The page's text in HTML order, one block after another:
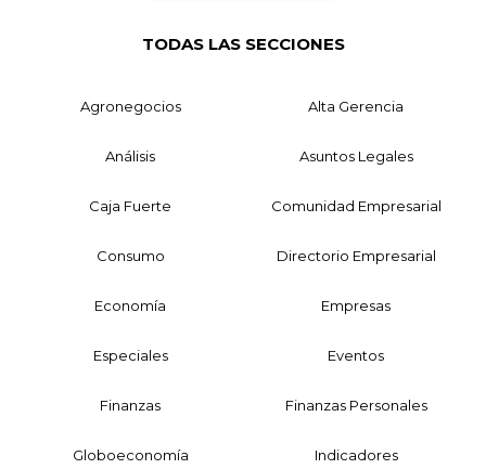
TODAS LAS SECCIONES
Agronegocios Alta Gerencia
Análisis Asuntos Legales
Caja Fuerte Comunidad Empresarial
Consumo Directorio Empresarial
Economía Empresas
Especiales Eventos
Finanzas Finanzas Personales
Globoeconomía Indicadores